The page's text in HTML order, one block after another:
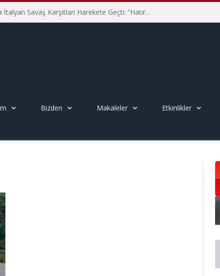
Hiroşima’nın 81. Yılında İtalyan Savaş Karşıtları Harekete Geçti: “Hatırlamak yeterli değil”
Bizden Makaleler Etkinlikler